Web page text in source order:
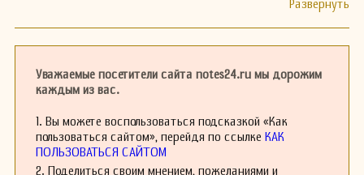
известных музыкантов своего времени. Его
доминировал в музыке 19 века.
В 1848 году Юлиус Вайсс переехал в Америку,
и педагог. Он преподавал музыку в различных
учебных заведениях и разработал методику
обучения музыке, которая пользовалась
Уважаемые посетители сайта notes24.ru мы дорожим
каждым из вас.
1. Вы можете воспользоваться подсказкой «Как
пользоваться сайтом», перейдя по ссылке КАК
ПОЛЬЗОВАТЬСЯ САЙТОМ
2. Поделиться своим мнением, пожеланиями и